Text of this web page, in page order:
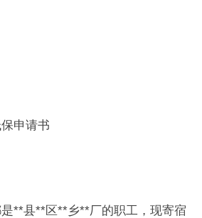
申请书
**县**区**乡**厂的职工，现寄宿